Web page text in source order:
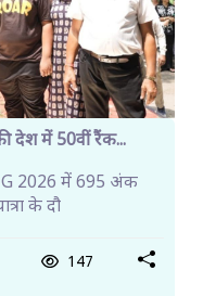
देश में 50वीं रैंक...
2026 में 695 अंक
के दौ
147